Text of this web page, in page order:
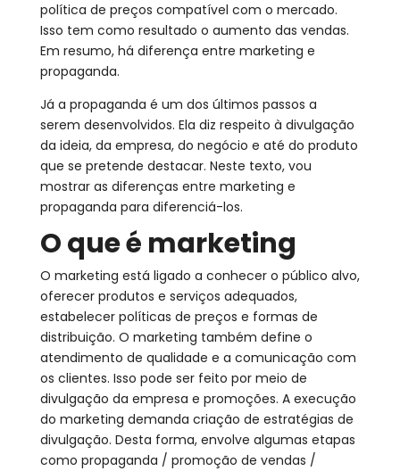
política de preços compatível com o mercado.
Isso tem como resultado o aumento das vendas.
Em resumo, há diferença entre marketing e
propaganda.
Já a propaganda é um dos últimos passos a
serem desenvolvidos. Ela diz respeito à divulgação
da ideia, da empresa, do negócio e até do produto
que se pretende destacar. Neste texto, vou
mostrar as diferenças entre marketing e
propaganda para diferenciá-los.
O que é marketing
O marketing está ligado a conhecer o público alvo,
oferecer produtos e serviços adequados,
estabelecer políticas de preços e formas de
distribuição. O marketing também define o
atendimento de qualidade e a comunicação com
os clientes. Isso pode ser feito por meio de
divulgação da empresa e promoções. A execução
do marketing demanda criação de estratégias de
divulgação. Desta forma, envolve algumas etapas
como propaganda / promoção de vendas /